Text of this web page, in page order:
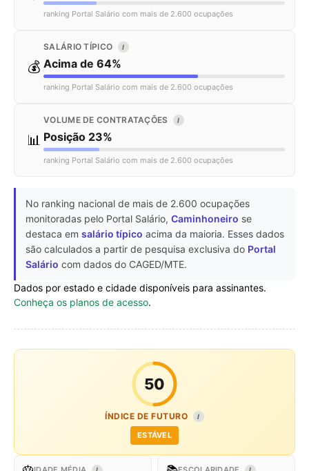
ranking Portal Salário com mais de 2.600 ocupações
💰
SALÁRIO TÍPICO I
Acima de 64%
ranking Portal Salário com mais de 2.600 ocupações
📊
VOLUME DE CONTRATAÇÕES I
Posição 23%
ranking Portal Salário com mais de 2.600 ocupações
No ranking nacional de mais de 2.600 ocupações
monitoradas pelo Portal Salário, Caminhoneiro se
destaca em salário típico acima da maioria. Esses dados
são calculados a partir de pesquisa exclusiva do Portal
Salário com dados do CAGED/MTE.
Dados por estado e cidade disponíveis para assinantes.
Conheça os planos de acesso.
50
ÍNDICE DE FUTURO I
ESTÁVEL